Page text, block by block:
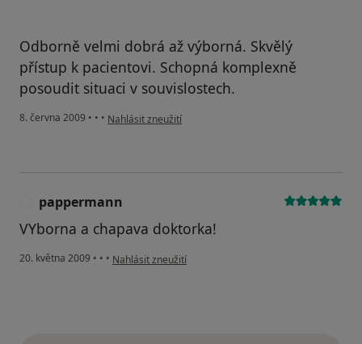
Odborně velmi dobrá až výborná. Skvělý
přístup k pacientovi. Schopná komplexně
posoudit situaci v souvislostech.
8. června 2009 • • • podle názoru uživatele Zelená
Nahlásit zneužití
pappermann
VYborna a chapava doktorka!
20. května 2009 • • • podle názoru uživatele pappermann
Nahlásit zneužití